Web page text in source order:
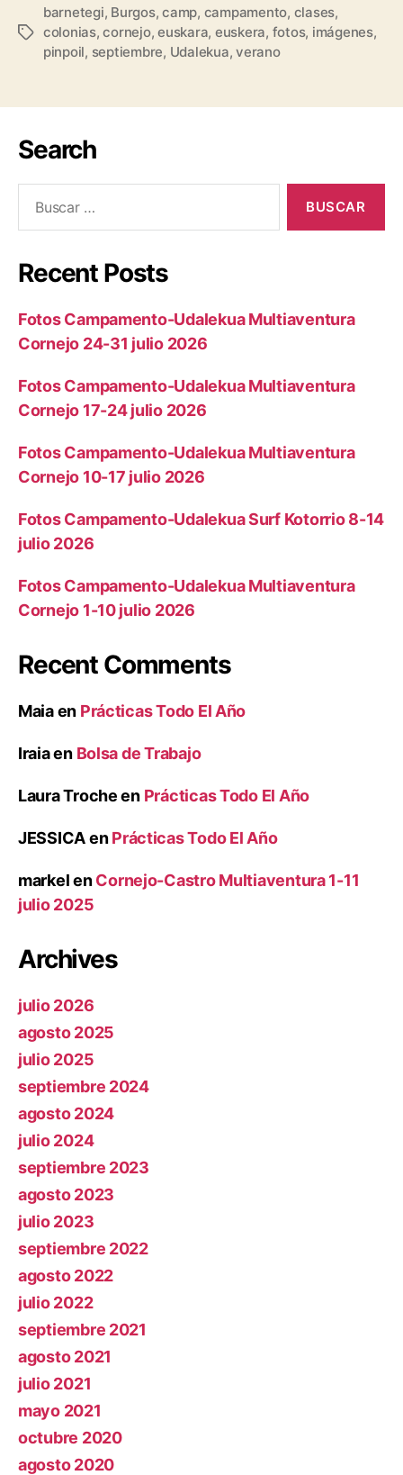
barnetegi, Burgos,camp, campamento, clases,
colonias,cornejo,euskara, euskera, fotos, imágenes,
pinpoil, septiembre, Udalekua,verano
Search
Recent Posts
Fotos Campamento-Udalekua Multiaventura
Cornejo 24-31 julio 2026
Fotos Campamento-Udalekua Multiaventura
Cornejo 17-24 julio 2026
Fotos Campamento-Udalekua Multiaventura
Cornejo 10-17 julio 2026
Fotos Campamento-Udalekua Surf Kotorrio 8-14
julio 2026
Fotos Campamento-Udalekua Multiaventura
Cornejo 1-10 julio 2026
Recent Comments
Maiaen Prácticas Todo El Año
Iraiaen Bolsa de Trabajo
Laura Trocheen Prácticas Todo El Año
JESSICAenPrácticas Todo El Año
markelenCornejo-Castro Multiaventura 1-11
julio 2025
Archives
julio 2026
agosto 2025
julio 2025
septiembre 2024
agosto 2024
julio 2024
septiembre 2023
agosto 2023
julio 2023
septiembre 2022
agosto 2022
julio 2022
septiembre 2021
agosto 2021
julio 2021
mayo 2021
octubre 2020
agosto 2020